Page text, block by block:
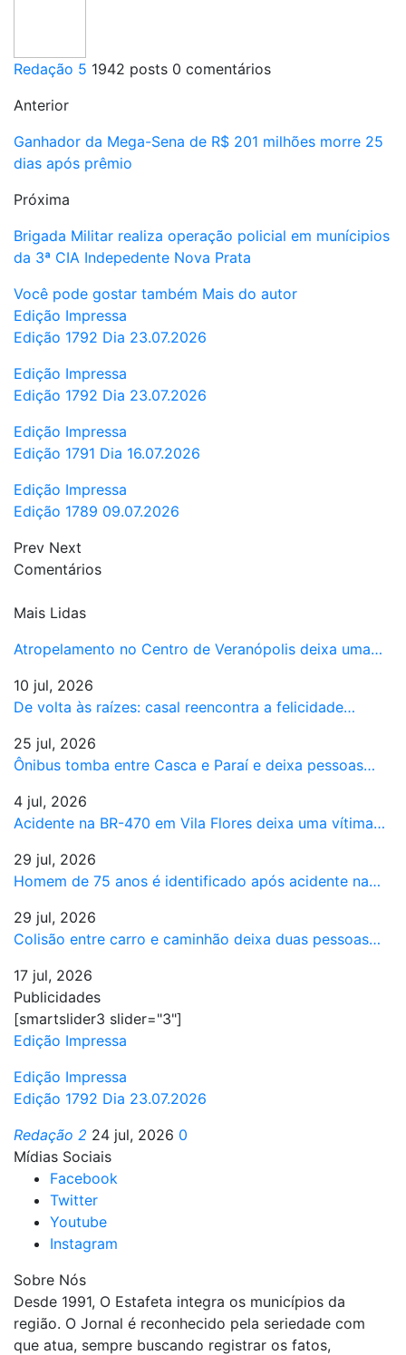
Redação 5 1942 posts 0 comentários
Anterior
Ganhador da Mega-Sena de R$ 201 milhões morre 25
dias após prêmio
Próxima
Brigada Militar realiza operação policial em munícipios
da 3ª CIA Indepedente Nova Prata
Você pode gostar também Mais do autor
Edição Impressa
Edição 1792 Dia 23.07.2026
Edição Impressa
Edição 1792 Dia 23.07.2026
Edição Impressa
Edição 1791 Dia 16.07.2026
Edição Impressa
Edição 1789 09.07.2026
Prev Next
Comentários
Mais Lidas
Atropelamento no Centro de Veranópolis deixa uma…
10 jul, 2026
De volta às raízes: casal reencontra a felicidade…
25 jul, 2026
Ônibus tomba entre Casca e Paraí e deixa pessoas…
4 jul, 2026
Acidente na BR-470 em Vila Flores deixa uma vítima…
29 jul, 2026
Homem de 75 anos é identificado após acidente na…
29 jul, 2026
Colisão entre carro e caminhão deixa duas pessoas…
17 jul, 2026
Publicidades
[smartslider3 slider="3"]
Edição Impressa
Edição Impressa
Edição 1792 Dia 23.07.2026
Redação 2 24 jul, 2026 0
Mídias Sociais
Facebook
Twitter
Youtube
Instagram
Sobre Nós
Desde 1991, O Estafeta integra os municípios da
região. O Jornal é reconhecido pela seriedade com
que atua, sempre buscando registrar os fatos,